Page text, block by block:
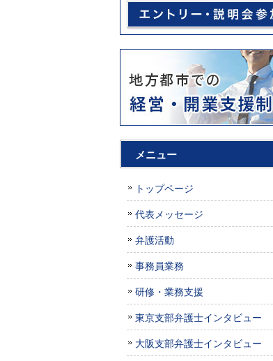
メニュー
トップページ
代表メッセージ
弁護活動
事務員業務
研修・業務支援
東京支部弁護士インタビュー
大阪支部弁護士インタビュー